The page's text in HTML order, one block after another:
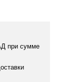
при сумме